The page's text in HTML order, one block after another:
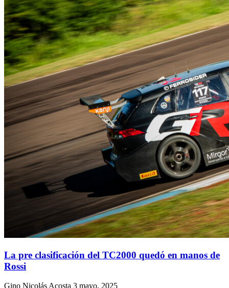
La pre clasificación del TC2000 quedó en manos de
Rossi
Gino Nicolás Acosta 3 mayo, 2025